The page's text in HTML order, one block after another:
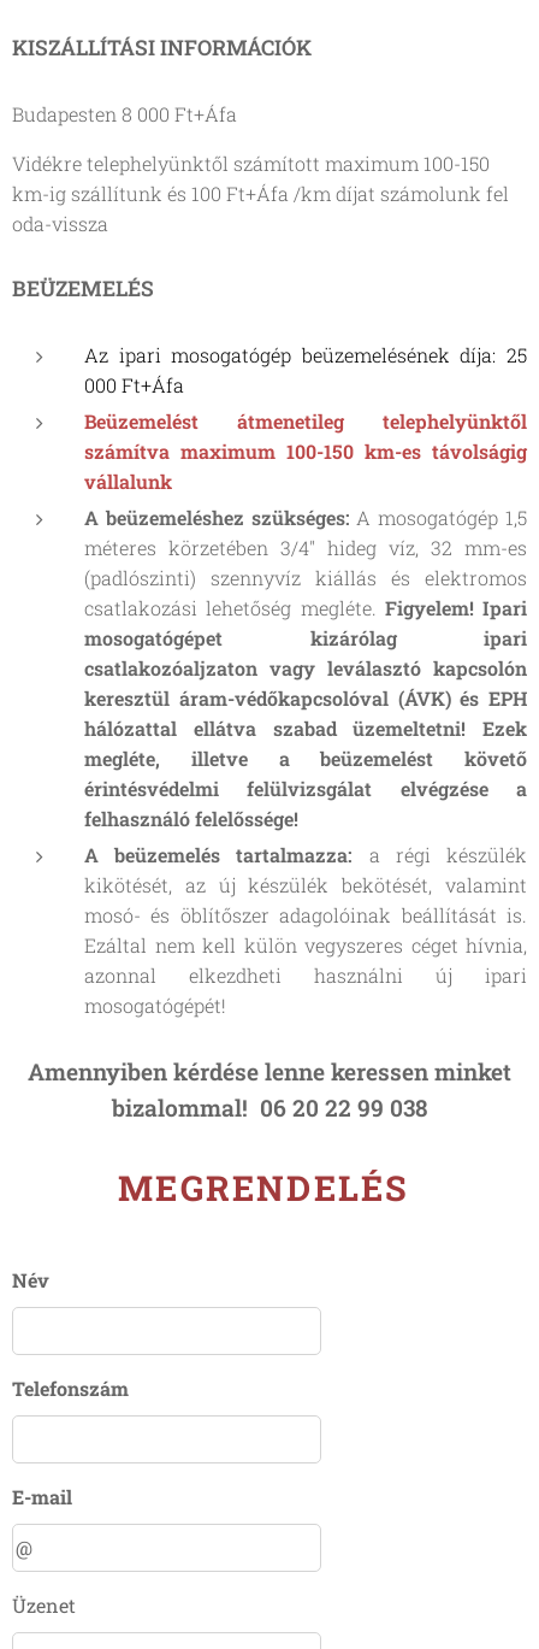
KISZÁLLÍTÁSI INFORMÁCIÓK
Budapesten 8 000 Ft+Áfa
Vidékre telephelyünktől számított maximum 100-150
km-ig szállítunk és 100 Ft+Áfa /km díjat számolunk fel
oda-vissza
BEÜZEMELÉS
Az ipari mosogatógép beüzemelésének díja: 25
000 Ft+Áfa
Beüzemelést átmenetileg telephelyünktől
számítva maximum 100-150 km-es távolságig
vállalunk
A beüzemeléshez szükséges: A mosogatógép 1,5
méteres körzetében 3/4" hideg víz, 32 mm-es
(padlószinti) szennyvíz kiállás és elektromos
csatlakozási lehetőség megléte. Figyelem! Ipari
mosogatógépet kizárólag ipari
csatlakozóaljzaton vagy leválasztó kapcsolón
keresztül áram-védőkapcsolóval (ÁVK) és EPH
hálózattal ellátva szabad üzemeltetni! Ezek
megléte, illetve a beüzemelést követő
érintésvédelmi felülvizsgálat elvégzése a
felhasználó felelőssége!
A beüzemelés tartalmazza: a régi készülék
kikötését, az új készülék bekötését, valamint
mosó- és öblítőszer adagolóinak beállítását is.
Ezáltal nem kell külön vegyszeres céget hívnia,
azonnal elkezdheti használni új ipari
mosogatógépét!
Amennyiben kérdése lenne keressen minket
bizalommal! 06 20 22 99 038
MEGRENDELÉS
Név
Telefonszám
E-mail
Üzenet